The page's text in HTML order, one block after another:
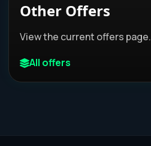
Other Offers
View the current offers page.
All offers